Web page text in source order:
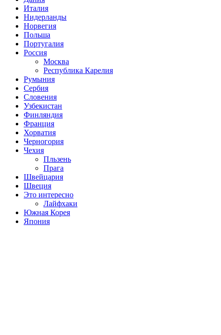
Италия
Нидерланды
Норвегия
Польша
Португалия
Россия
Москва
Республика Карелия
Румыния
Сербия
Словения
Узбекистан
Финляндия
Франция
Хорватия
Черногория
Чехия
Пльзень
Прага
Швейцария
Швеция
Это интересно
Лайфхаки
Южная Корея
Япония